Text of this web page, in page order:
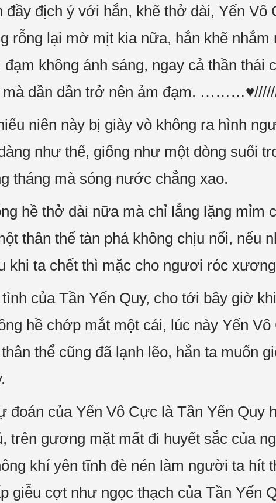
đầy địch ý với hắn, khẽ thở dài, Yến
rỗng lại mờ mịt kia nữa, hắn khẽ nhắm
không ánh sáng, ngay cả thần thái
mà dần dần trở nên ảm đạm.
niên này bị giày vò không ra hình
như thế, giống như một dòng suối
tháng mà sóng nước chẳng xao.
hề thở dài nữa mà chỉ lẳng lặng mỉm
thân thể tàn phá không chịu nổi, nếu
khi ta chết thì mặc cho ngươi róc
của Tần Yến Quy, cho tới bây giờ
hề chớp mắt một cái, lúc này Yến
thể cũng đã lạnh lẽo, hắn ta muốn
đoán của Yến Vô Cực là Tần Yến Quy
trên gương mặt mất đi huyết sắc của
khí yên tĩnh đè nén làm người ta hít
giễu cợt như ngọc thạch của Tần Yến